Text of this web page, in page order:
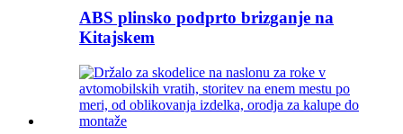
ABS plinsko podprto brizganje na
Kitajskem